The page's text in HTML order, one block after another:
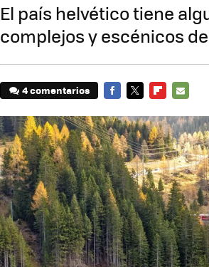
El país helvético tiene
complejos y escénicos
4 comentarios
MAIL